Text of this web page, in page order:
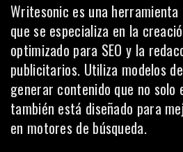
Writesonic es una
que se especializa en la
optimizado para SEO y la
publicitarios. Utiliza modelos
generar contenido que no
también está diseñado para
en motores de búsqueda.